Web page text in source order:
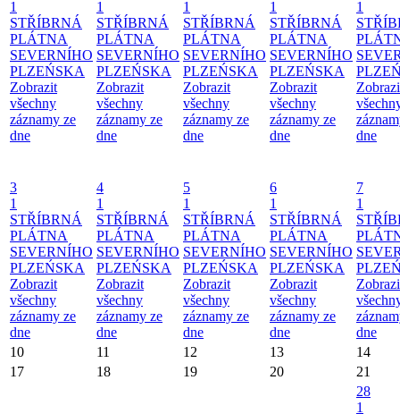
1
STŘÍBRNÁ
PLÁTNA
SEVERNÍHO
PLZEŃSKA
Zobrazit
všechny
záznamy ze
dne
1
STŘÍBRNÁ
PLÁTNA
SEVERNÍHO
PLZEŃSKA
Zobrazit
všechny
záznamy ze
dne
1
STŘÍBRNÁ
PLÁTNA
SEVERNÍHO
PLZEŃSKA
Zobrazit
všechny
záznamy ze
dne
1
STŘÍBRNÁ
PLÁTNA
SEVERNÍHO
PLZEŃSKA
Zobrazit
všechny
záznamy ze
dne
1
dne
3
1
STŘÍBRNÁ
PLÁTNA
SEVERNÍHO
PLZEŃSKA
Zobrazit
všechny
záznamy ze
dne
4
1
STŘÍBRNÁ
PLÁTNA
SEVERNÍHO
PLZEŃSKA
Zobrazit
všechny
záznamy ze
dne
5
1
STŘÍBRNÁ
PLÁTNA
SEVERNÍHO
PLZEŃSKA
Zobrazit
všechny
záznamy ze
dne
6
1
STŘÍBRNÁ
PLÁTNA
SEVERNÍHO
PLZEŃSKA
Zobrazit
všechny
záznamy ze
dne
7
1
dne
10
11 12 13
14
17
18 19 20 21
28
1